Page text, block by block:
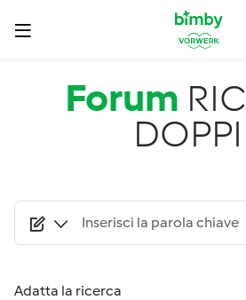
Salta al contenuto principale
Forum
Adatta la ricerca